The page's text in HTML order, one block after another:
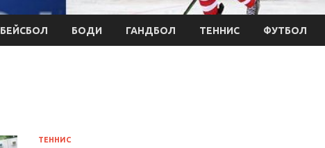
БЕЙСБОЛ БОДИ ГАНДБОЛ ТЕННИС ФУТБОЛ
ТЕННИС